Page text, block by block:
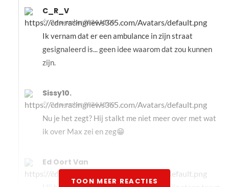
C_R_V
3 november 2024 18:05
Ik vernam dat er een ambulance in zijn straat
gesignaleerd is... geen idee waarom dat zou kunnen
zijn.
Sissy10.
3 november 2024 18:42
Nu je het zegt? Hij stalkt me niet meer over met wat
ik over Max zei en zeg😁
Ed Oort Van
3 november 2024 18:53
TOON MEER REACTIES